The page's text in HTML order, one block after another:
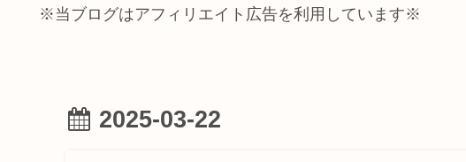
※当ブログはアフィリエイト広告を利用しています※
2025-03-22